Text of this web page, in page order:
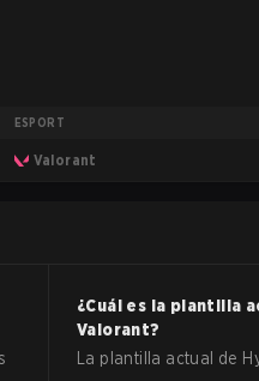
ESPORT
Valorant
¿Cuál es la plantilla
Valorant?
La plantilla actual de